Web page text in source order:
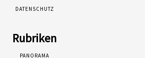
DATENSCHUTZ
Rubriken
PANORAMA